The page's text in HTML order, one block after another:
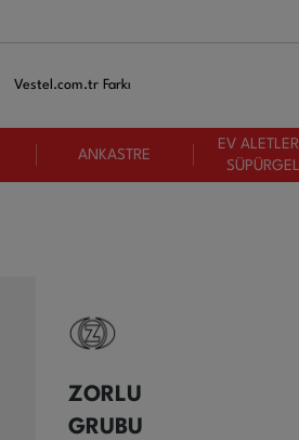
Vestel.com.tr Farkı
ANKASTRE
EV
ZORLU
GRUBU